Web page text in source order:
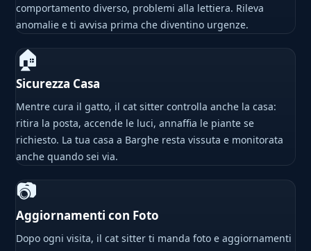
comportamento diverso, problemi alla lettiera. Rileva
anomalie e ti avvisa prima che diventino urgenze.
🏠
Sicurezza Casa
Mentre cura il gatto, il cat sitter controlla anche la casa:
ritira la posta, accende le luci, annaffia le piante se
richiesto. La tua casa a Barghe resta vissuta e monitorata
anche quando sei via.
📷
Aggiornamenti con Foto
Dopo ogni visita, il cat sitter ti manda foto e aggiornamenti